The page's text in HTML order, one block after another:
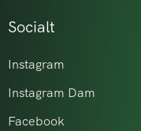
Socialt
Instagram
Instagram Dam
Facebook